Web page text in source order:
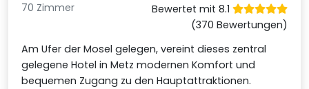
70 Zimmer
Bewertet mit 8.1
(370 Bewertungen)
Am Ufer der Mosel gelegen, vereint dieses zentral
gelegene Hotel in Metz modernen Komfort und
bequemen Zugang zu den Hauptattraktionen.